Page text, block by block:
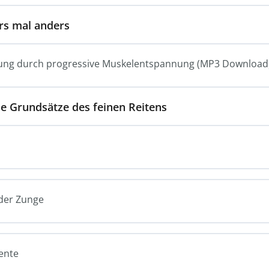
mal anders
durch progressive Muskelentspannung (MP3
Grundsätze des feinen Reitens
Zunge